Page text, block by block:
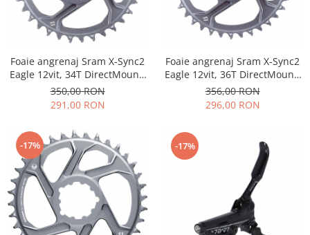
Foaie angrenaj Sram X-Sync2
Eagle 12vit, 34T DirectMount,
offset6, Alu CNC, 90gr
350,00 RON
291,00 RON
Foaie angrenaj Sram X-Sync2
Eagle 12vit, 36T DirectMount,
offset6, Alu CNC, 90gr
356,00 RON
296,00 RON
-17% -17%